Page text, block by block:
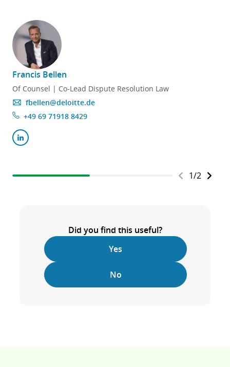
Francis Bellen
Of Counsel | Co-Lead Dispute Resolution Law
fbellen@deloitte.de
+49 69 71918 8429
1/2
Did you find this useful?
Yes
No